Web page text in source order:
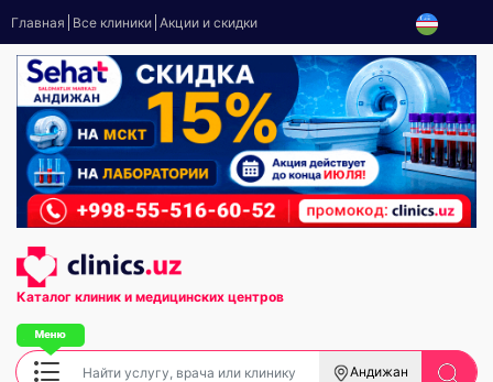
Главная Все клиники Акции и скидки
Каталог клиник и медицинских центров
Андижан